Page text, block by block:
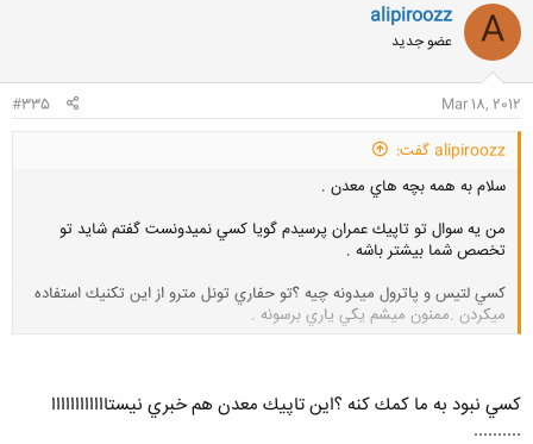
A
alipiroozz
عضو جدید
Mar 18, 2012
#335
alipiroozz گفت:
سلام به همه بچه هاي معدن .
من يه سوال تو تاپيك عمران پرسيدم گويا كسي نميدونست گفتم شايد تو
تخصص شما بيشتر باشه .
كسي لتيس و پاترول ميدونه چيه ؟تو حفاري تونل مترو از اين تكنيك استفاده
ميكردن .ممنون ميشم يكي ياري برسونه .
كسي نبود به ما كمك كنه ؟اين تاپيك معدن هم خبري نيستاااااااااااا
..........